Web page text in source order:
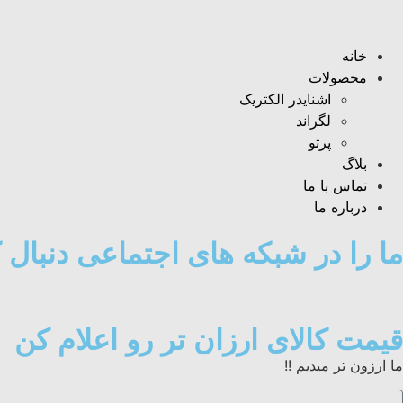
خانه
محصولات
اشنایدر الکتریک
لگراند
پرتو
بلاگ
تماس با ما
درباره ما
ما را در شبکه های اجتماعی دنبال
قیمت کالای ارزان تر رو اعلام کن
ما ارزون تر میدیم !!